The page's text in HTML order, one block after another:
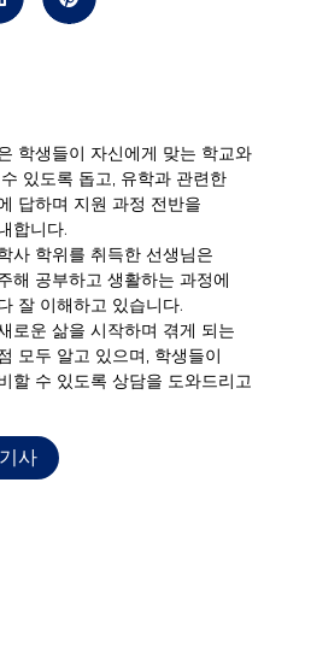
학생들이 자신에게 맞는 학교와
있도록 돕고, 유학과 관련한
답하며 지원 과정 전반을
합니다.
사 학위를 취득한 선생님은
해 공부하고 생활하는 과정에
잘 이해하고 있습니다.
로운 삶을 시작하며 겪게 되는
모두 알고 있으며, 학생들이
할 수 있도록 상담을 도와드리고
사